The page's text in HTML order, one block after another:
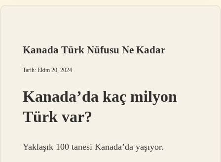
Kanada Türk Nüfusu Ne Kadar
Tarih: Ekim 20, 2024
Kanada’da kaç milyon
Türk var?
Yaklaşık 100 tanesi Kanada’da yaşıyor.